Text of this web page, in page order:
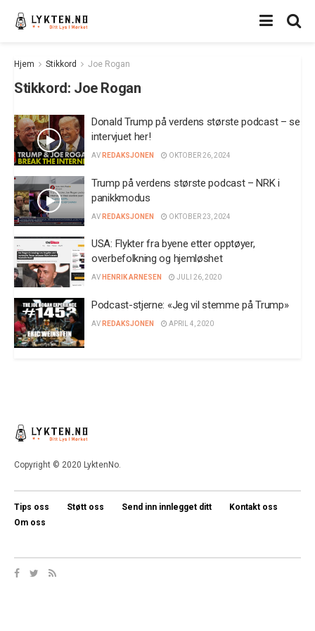
Hjem Stikkord Joe Rogan
Stikkord: Joe Rogan
Donald Trump på verdens største podcast – se
intervjuet her!
AV REDAKSJONEN OKTOBER 26, 2024
Trump på verdens største podcast – NRK i
panikkmodus
AV REDAKSJONEN OKTOBER 23, 2024
USA: Flykter fra byene etter opptøyer,
overbefolkning og hjemløshet
AV HENRIK ARNESEN JULI 26, 2020
Podcast-stjerne: «Jeg vil stemme på Trump»
AV REDAKSJONEN APRIL 4, 2020
Copyright © 2020 LyktenNo.
Tips oss Støtt oss Send inn innlegget ditt
Kontakt oss
Om oss